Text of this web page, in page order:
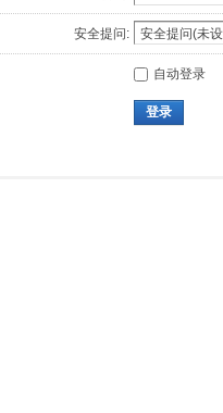
安全提问:
自动登录
登录